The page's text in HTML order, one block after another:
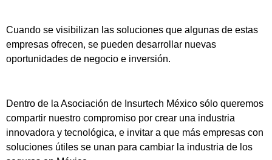
Cuando se visibilizan las soluciones que algunas de estas
empresas ofrecen, se pueden desarrollar nuevas
oportunidades de negocio e inversión.
Dentro de la Asociación de Insurtech México sólo queremos
compartir nuestro compromiso por crear una industria
innovadora y tecnológica, e invitar a que más empresas con
soluciones útiles se unan para cambiar la industria de los